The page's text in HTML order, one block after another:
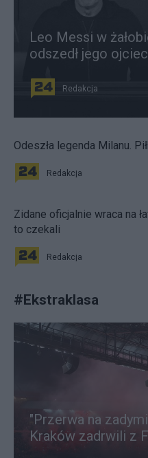
Leo Messi w
odszedł jego ojciec
Redakcja
Odeszła legenda Milanu.
Redakcja
Zidane oficjalnie wraca na
to czekali
Redakcja
#Ekstraklasa
"Przerwa na
Kraków zadrwili z